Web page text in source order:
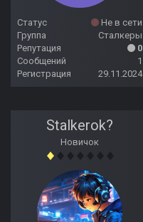
Статус
Не в сети
Группа
Сталкеры
Репутация
0
Сообщений
1
Регистрация
29.11.2024
Stalkerok?
Новичок